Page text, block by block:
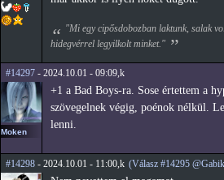
"Mi egy cipősdobozban laktunk, salak
hidegvérrel legyilkolt minket."
#14297 - 2024.10.01 - 09:09,k
Moken
+1 a Bad Boys-ra. Sose értettem a
szövegelnek végig, poénok nélkül.
lenni.
#14298 - 2024.10.01 - 11:00,k (Válasz #14295